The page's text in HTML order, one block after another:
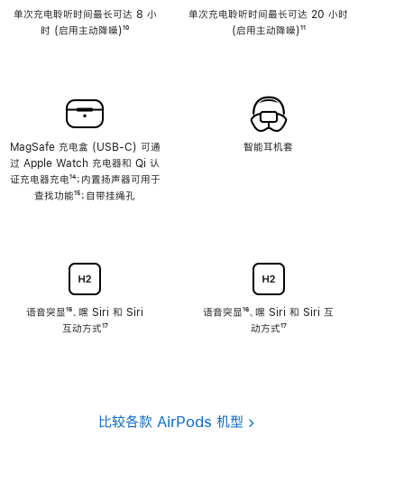
单次充电聆听时间最长可达 8 小
时 (启用主动降噪)脚
¹⁰
MagSafe 充电盒 (USB-C) 可通
过 Apple Watch 充电器和 Qi 认
证充电器充电脚
注
¹⁴；内置扬声器可用于
查找功能脚
¹⁵；自带挂绳孔
语音突显脚
注
¹⁶、嘿 Siri 和 Siri
互动方式脚
¹⁷
单次充电聆听时间最长可达 20 小时
(启用主动降噪)脚
¹¹
智能耳机套
语音突显脚
注
¹⁶、嘿 Siri 和 Siri 互
动方式脚
¹⁷
比较各款 AirPods 机型